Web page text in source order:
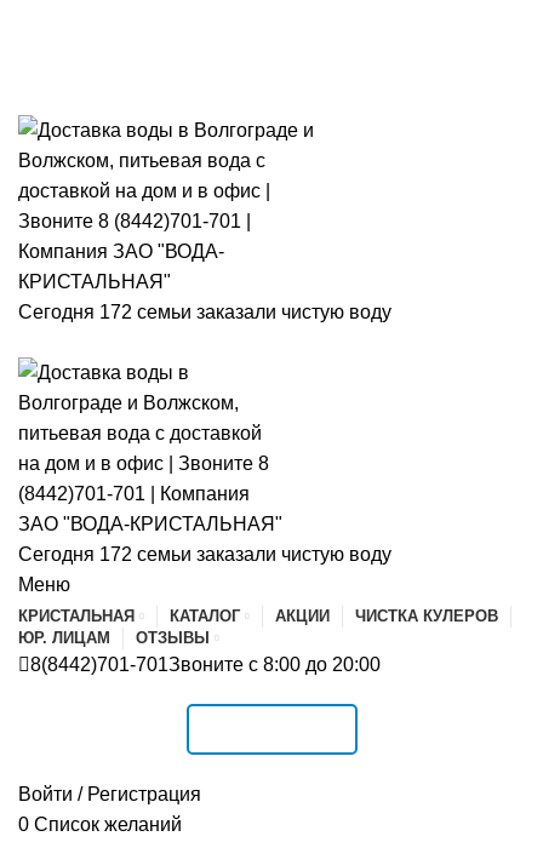
Сегодня 172 семьи заказали чистую воду
Сегодня 172 семьи заказали чистую воду
Меню
КРИСТАЛЬНАЯ КАТАЛОГ АКЦИИ
ЧИСТКА КУЛЕРОВ
ЮР. ЛИЦАМ
ОТЗЫВЫ
8(8442)701-701Звоните с 8:00 до 20:00
Войти / Регистрация
0 Список желаний